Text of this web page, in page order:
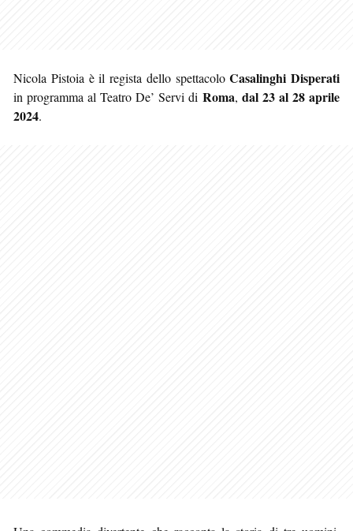
Nicola Pistoia è il regista dello spettacoloCasalinghi Disperati
in programma al Teatro De’ Servi di Roma, dal 23 al 28 aprile
2024.